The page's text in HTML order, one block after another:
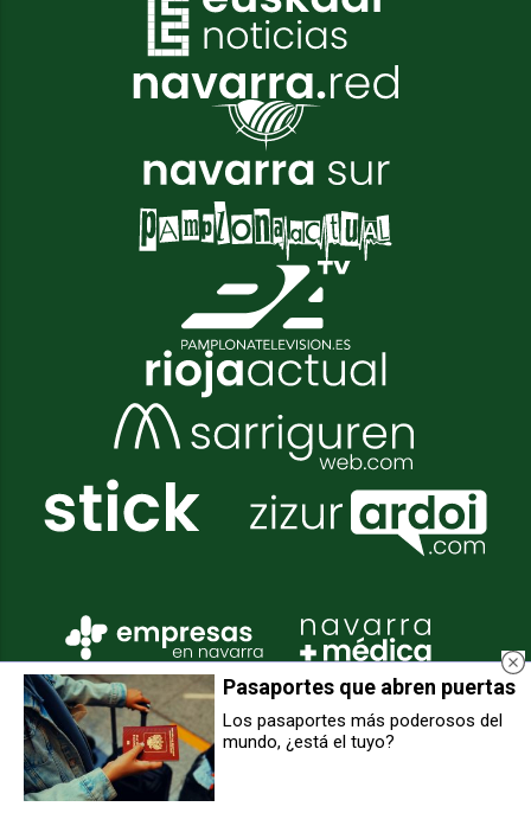
Accidente en Anue: un camión
pierde el control y parte de su
carga en la NA121A
Pasaportes que abren puertas
Los pasaportes más poderosos del
mundo, ¿está el tuyo?